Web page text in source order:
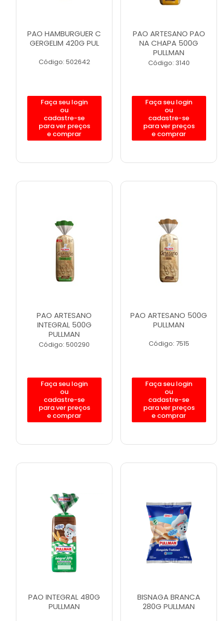
PAO HAMBURGUER C
GERGELIM 420G PUL
Código: 502642
Faça seu login
ou
cadastre-se
para ver preços
e comprar
PAO ARTESANO PAO
NA CHAPA 500G
PULLMAN
Código: 3140
Faça seu login
ou
cadastre-se
para ver preços
e comprar
PAO ARTESANO
INTEGRAL 500G
PULLMAN
Código: 500290
Faça seu login
ou
cadastre-se
para ver preços
e comprar
PAO ARTESANO 500G
PULLMAN
Código: 7515
Faça seu login
ou
cadastre-se
para ver preços
e comprar
PAO INTEGRAL 480G
PULLMAN
BISNAGA BRANCA
280G PULLMAN